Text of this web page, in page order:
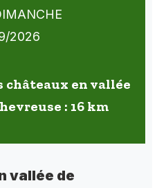
2026
châteaux en vallée
: 16 km
vallée de